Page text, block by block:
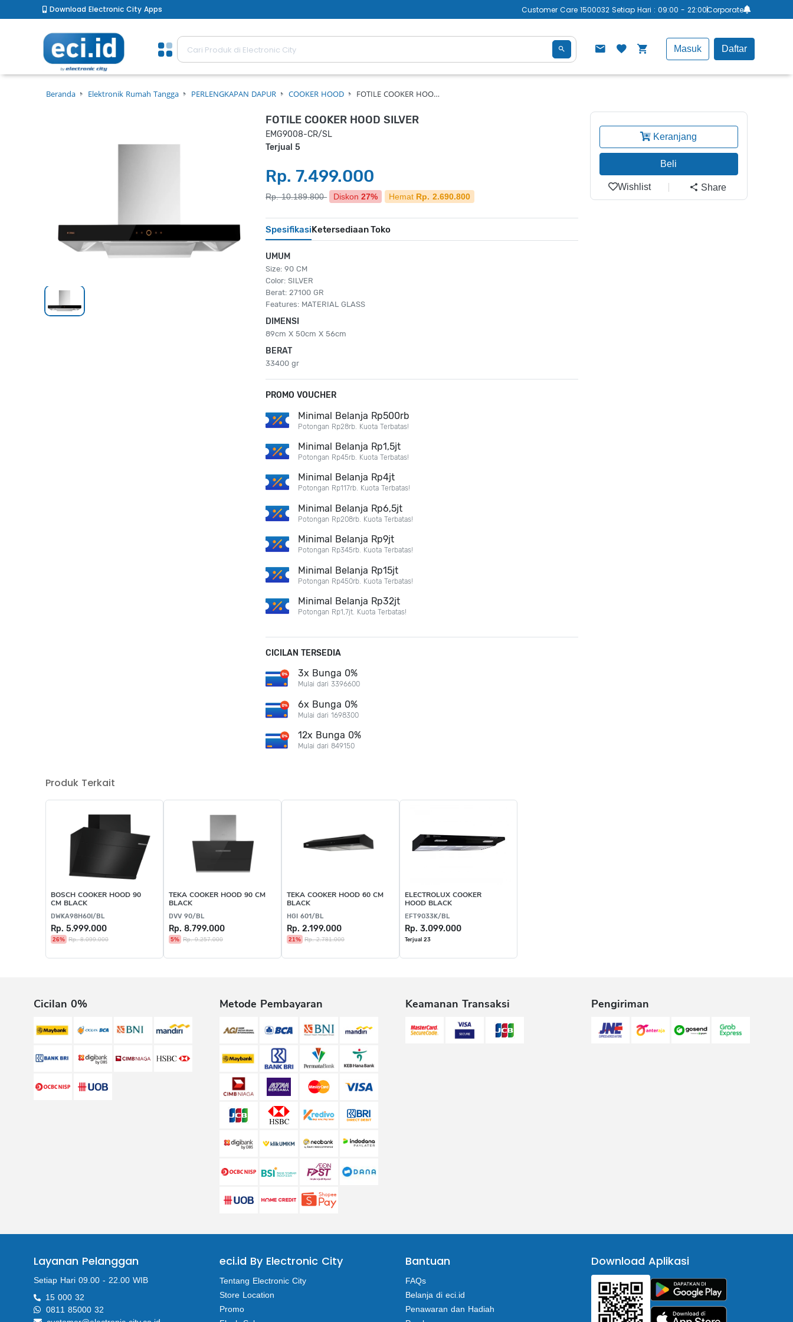
Download Electronic City Apps Customer Care 1500032 Setiap Hari : 09:00 - 22:00Corporate
Masuk Daftar
Beranda Elektronik Rumah Tangga PERLENGKAPAN DAPUR COOKER HOOD FOTILE COOKER HOO…
FOTILE COOKER HOOD SILVER
EMG9008-CR/SL
Terjual 5
Rp. 7.499.000
Rp. 10.189.800 Diskon 27% Hemat Rp. 2.690.800
SpesifikasiKetersediaan Toko
UMUM
Size: 90 CM
Color: SILVER
Berat: 27100 GR
Features: MATERIAL GLASS
DIMENSI
89cm X 50cm X 56cm
BERAT
33400 gr
PROMO VOUCHER
Minimal Belanja Rp500rb
Potongan Rp28rb. Kuota Terbatas!
Minimal Belanja Rp1,5jt
Potongan Rp45rb. Kuota Terbatas!
Minimal Belanja Rp4jt
Potongan Rp117rb. Kuota Terbatas!
Minimal Belanja Rp6,5jt
Potongan Rp208rb. Kuota Terbatas!
Minimal Belanja Rp9jt
Potongan Rp345rb. Kuota Terbatas!
Minimal Belanja Rp15jt
Potongan Rp450rb. Kuota Terbatas!
Minimal Belanja Rp32jt
Potongan Rp1,7jt. Kuota Terbatas!
CICILAN TERSEDIA
3x Bunga 0%
Mulai dari 3396600
6x Bunga 0%
Mulai dari 1698300
12x Bunga 0%
Mulai dari 849150
Keranjang
Beli
Wishlist Share
Produk Terkait
BOSCH COOKER HOOD 90
CM BLACK
DWKA98H60I/BL
Rp. 5.999.000
26% Rp. 8.099.000
TEKA COOKER HOOD 90 CM
BLACK
DVV 90/BL
Rp. 8.799.000
5% Rp. 9.257.000
TEKA COOKER HOOD 60 CM
BLACK
HGI 601/BL
Rp. 2.199.000
21% Rp. 2.781.000
ELECTROLUX COOKER
HOOD BLACK
EFT9033K/BL
Rp. 3.099.000
Terjual 23
Cicilan 0% Metode Pembayaran Keamanan Transaksi Pengiriman
Layanan Pelanggan
Setiap Hari 09.00 - 22.00 WIB
15 000 32
0811 85000 32
eci.id By Electronic City
Tentang Electronic City
Store Location
Promo
Bantuan
FAQs
Belanja di eci.id
Penawaran dan Hadiah
Download Aplikasi